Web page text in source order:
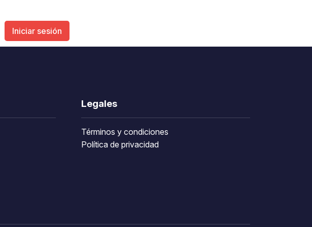
Iniciar sesión
Legales
Términos y condiciones
Política de privacidad